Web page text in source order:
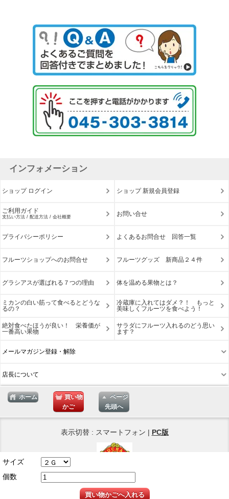
サイズ
個数
買い物かごへ入れる
インフォメーション
ショップ ログイン ショップ 新規会員登録
ご利用ガイド
支払い方法 / 配送方法 / 会社概要 お問い合せ
プライバシーポリシー よくあるお問合せ 回答一覧
フルーツショップへのお問合せ フルーツグッズ 新商品２４件
グラシアスが選ばれる７つの理由 体を温める果物とは？
ミカンの白い筋って食べるとどうな
るの？
冷蔵庫に入れてはダメ？！ もっと
美味しくフルーツを食べよう！
絶対食べたほうが良い！ 栄養価が
一番高い果物
サラダにフルーツ入れるのどう思い
ます？
メールマガジン登録・解除
店長について
ホーム
買い物
かご
ページ
先頭へ
表示切替 : スマートフォン | PC版
Copyright © 2026
ネットショップ Muchas Gracias